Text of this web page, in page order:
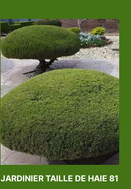
JARDINIER TAILLE DE HAIE 81